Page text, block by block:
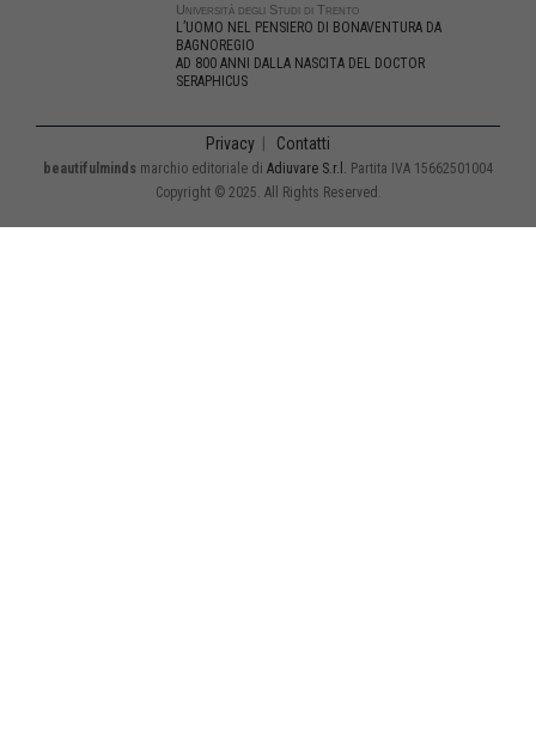
Università degli Studi di Trento
L’UOMO NEL PENSIERO DI BONAVENTURA DA
BAGNOREGIO
AD 800 ANNI DALLA NASCITA DEL DOCTOR
SERAPHICUS
Privacy | Contatti
beautifulminds marchio editoriale di Adiuvare S.r.l.
Partita IVA 15662501004
Copyright © 2025. All Rights Reserved.